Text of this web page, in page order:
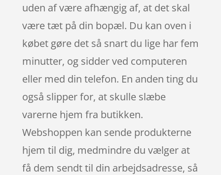
uden af være afhængig af, at det skal
være tæt på din bopæl. Du kan oven i
købet gøre det så snart du lige har fem
minutter, og sidder ved computeren
eller med din telefon. En anden ting du
også slipper for, at skulle slæbe
varerne hjem fra butikken.
Webshoppen kan sende produkterne
hjem til dig, medmindre du vælger at
få dem sendt til din arbejdsadresse, så